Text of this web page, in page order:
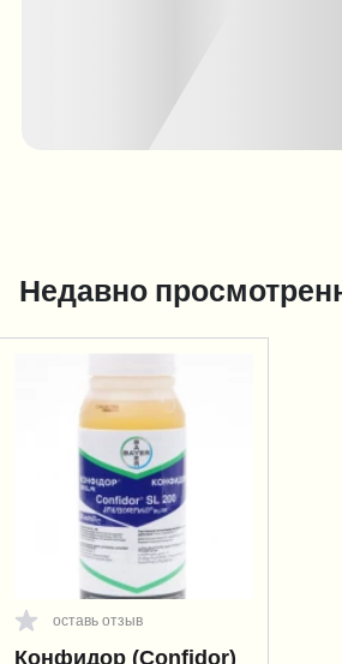
Недавно
оставь отзыв
Конфидор (Confidor)